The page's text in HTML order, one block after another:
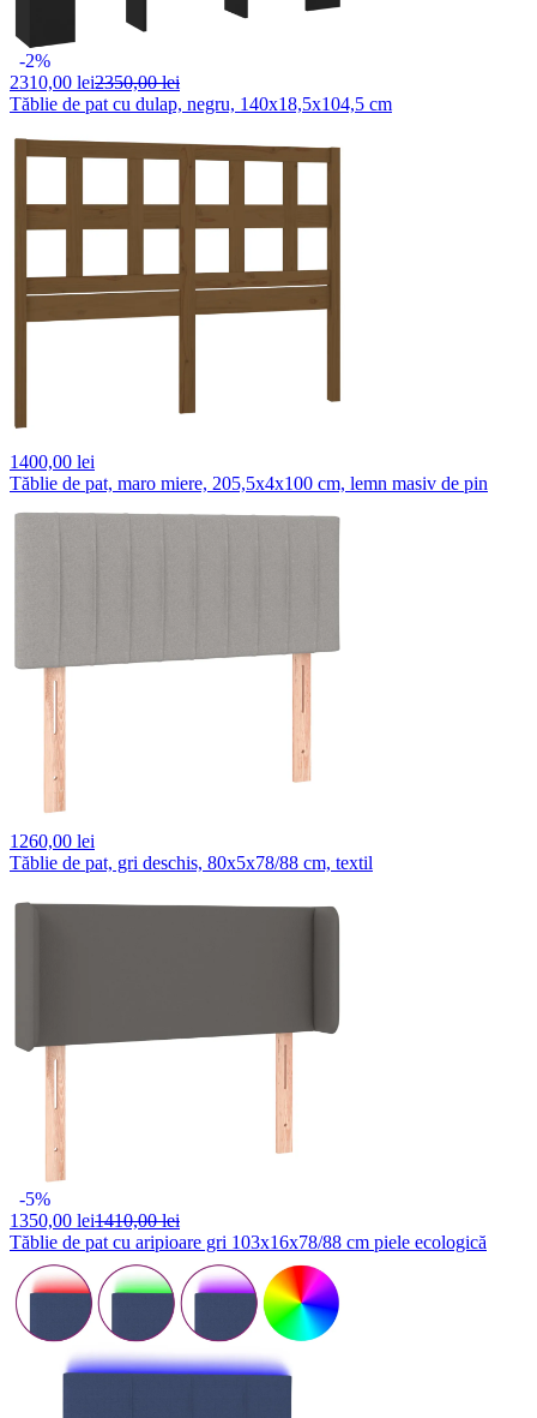
-2%
2310,00 lei2350,00 lei
Tăblie de pat cu dulap, negru, 140x18,5x104,5 cm
1400,00 lei
Tăblie de pat, maro miere, 205,5x4x100 cm, lemn masiv de pin
1260,00 lei
Tăblie de pat, gri deschis, 80x5x78/88 cm, textil
-5%
1350,00 lei1410,00 lei
Tăblie de pat cu aripioare gri 103x16x78/88 cm piele ecologică